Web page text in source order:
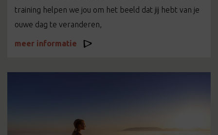
training helpen we jou om het beeld dat jij hebt van je
ouwe dag te veranderen,
meer informatie